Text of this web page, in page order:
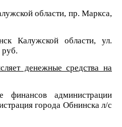
области, пр. Маркса,
Калужской области, ул.
руб.
денежные средства на
финансов администрации
города Обнинска л/с